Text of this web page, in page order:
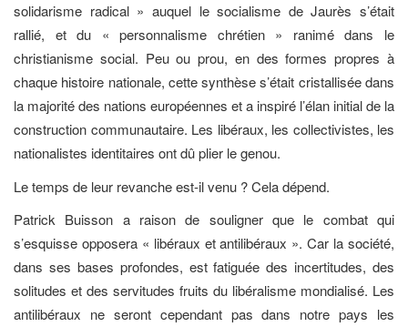
solidarisme radical » auquel le socialisme de Jaurès s’était
rallié, et du « personnalisme chrétien » ranimé dans le
christianisme social. Peu ou prou, en des formes propres à
chaque histoire nationale, cette synthèse s’était cristallisée dans
la majorité des nations européennes et a inspiré l’élan initial de la
construction communautaire. Les libéraux, les collectivistes, les
nationalistes identitaires ont dû plier le genou.
Le temps de leur revanche est-il venu ? Cela dépend.
Patrick Buisson a raison de souligner que le combat qui
s’esquisse opposera « libéraux et antilibéraux ». Car la société,
dans ses bases profondes, est fatiguée des incertitudes, des
solitudes et des servitudes fruits du libéralisme mondialisé. Les
antilibéraux ne seront cependant pas dans notre pays les